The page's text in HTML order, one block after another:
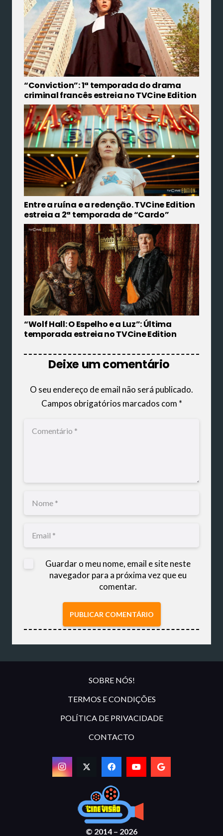
“Conviction”: 1ª temporada do drama
criminal francês estreia no TVCine Edition
Entre a ruína e a redenção. TVCine Edition
estreia a 2ª temporada de “Cardo”
“Wolf Hall: O Espelho e a Luz”: Última
temporada estreia no TVCine Edition
Deixe um comentário
O seu endereço de email não será publicado.
Campos obrigatórios marcados com *
Guardar o meu nome, email e site neste
navegador para a próxima vez que eu
comentar.
PUBLICAR COMENTÁRIO
SOBRE NÓS!
TERMOS E CONDIÇÕES
POLÍTICA DE PRIVACIDADE
CONTACTO
© 2014 – 2026